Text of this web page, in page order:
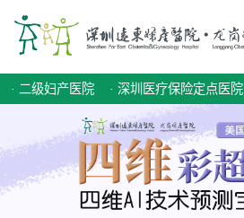
· 二级妇产医院 · 深圳医疗保险定点医院